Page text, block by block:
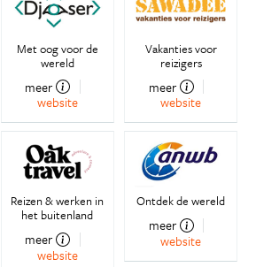
Met oog voor de
wereld
meer
website
Vakanties voor
reizigers
meer
website
Reizen & werken in
het buitenland
meer
website
Ontdek de wereld
meer
website